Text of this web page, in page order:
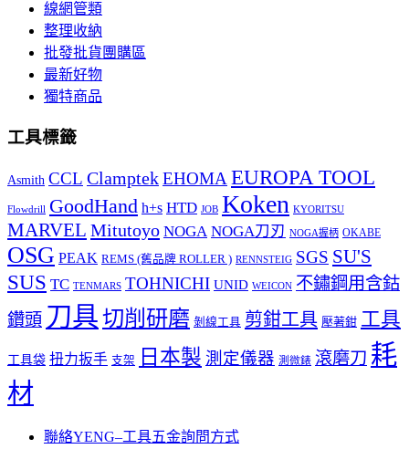
線網管類
整理收納
批發批貨團購區
最新好物
獨特商品
工具標籤
Asmith CCL ClamptekEHOMA EUROPA TOOL
Flowdrill GoodHand h+s HTD JOB Koken KYORITSU
MARVEL Mitutoyo NOGA NOGA刀刃 NOGA握柄 OKABE
OSG PEAK REMS (舊品牌 ROLLER ) RENNSTEIG SGS SU'S
SUS TC TENMARS TOHNICHI UNID WEICON 不鏽鋼用含鈷
鑽頭 刀具切削研磨 剝線工具 剪鉗工具 壓著鉗 工具
工具袋 扭力扳手 支架 日本製 測定儀器 測微錶 滾磨刀 耗
材
聯絡YENG–工具五金詢問方式